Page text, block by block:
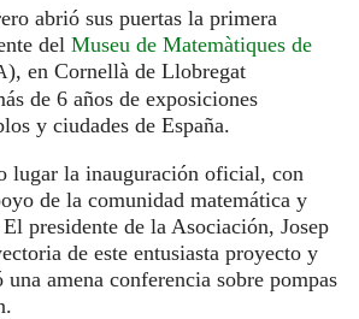
abrió sus puertas la primera
del Museu de Matemàtiques de
), en Cornellà de Llobregat
de 6 años de exposiciones
y ciudades de España.
lugar la inauguración oficial, con
de la comunidad matemática y
presidente de la Asociación, Josep
de este entusiasta proyecto y
amena conferencia sobre pompas